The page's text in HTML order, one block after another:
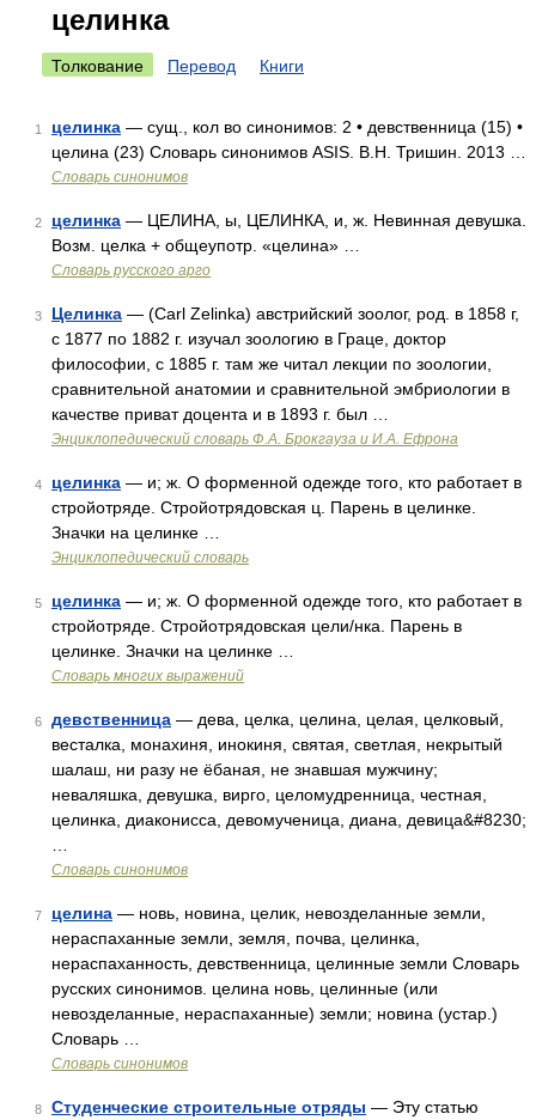
целинка
Толкование Перевод Книги
1 целинка — сущ., кол во синонимов: 2 • девственница (15) •
целина (23) Словарь синонимов ASIS. В.Н. Тришин. 2013 …
Словарь синонимов
2 целинка — ЦЕЛИНА, ы, ЦЕЛИНКА, и, ж. Невинная девушка.
Возм. целка + общеупотр. «целина» …
Словарь русского арго
3 Целинка — (Carl Zelinka) австрийский зоолог, род. в 1858 г,
с 1877 по 1882 г. изучал зоологию в Граце, доктор
философии, с 1885 г. там же читал лекции по зоологии,
сравнительной анатомии и сравнительной эмбриологии в
качестве приват доцента и в 1893 г. был …
Энциклопедический словарь Ф.А. Брокгауза и И.А. Ефрона
4 целинка — и; ж. О форменной одежде того, кто работает в
стройотряде. Стройотрядовская ц. Парень в целинке.
Значки на целинке …
Энциклопедический словарь
5 целинка — и; ж. О форменной одежде того, кто работает в
стройотряде. Стройотрядовская цели/нка. Парень в
целинке. Значки на целинке …
Словарь многих выражений
6 девственница — дева, целка, целина, целая, целковый,
весталка, монахиня, инокиня, святая, светлая, некрытый
шалаш, ни разу не ёбаная, не знавшая мужчину;
неваляшка, девушка, вирго, целомудренница, честная,
целинка, диаконисса, девомученица, диана, девица&#8230;
Словарь синонимов
7 целина — новь, новина, целик, невозделанные земли,
нераспаханные земли, земля, почва, целинка,
нераспаханность, девственница, целинные земли Словарь
русских синонимов. целина новь, целинные (или
невозделанные, нераспаханные) земли; новина (устар.)
Словарь …
Словарь синонимов
8 Студенческие строительные отряды — Эту статью